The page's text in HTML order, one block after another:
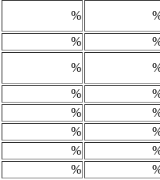
%
%
%
%
%
%
%
%